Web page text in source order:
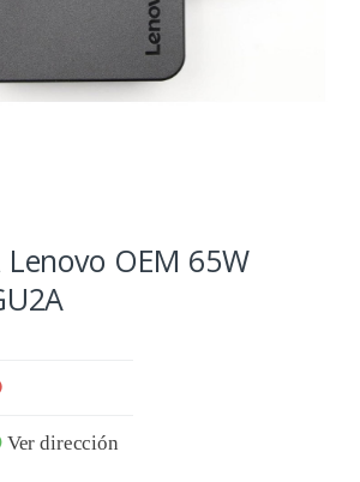
Lenovo OEM 65W
Ver dirección